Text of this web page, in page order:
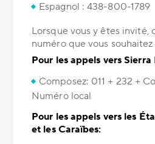
Espagnol : 438-800-1789
Lorsque vous y êtes invité,
numéro que vous
Pour les appels vers Sierra
Composez: 011 + 232 +
Numéro local
Pour les appels vers les
et les Caraïbes: